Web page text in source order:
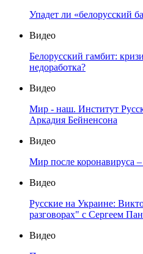
Упадет ли «белорусский
Видео
Белорусский гамбит:
недоработка?
Видео
Мир - наш. Институт
Аркадия Бейненсона
Видео
Мир после коронавируса
Видео
Русские на Украине:
разговорах" с Сергеем
Видео